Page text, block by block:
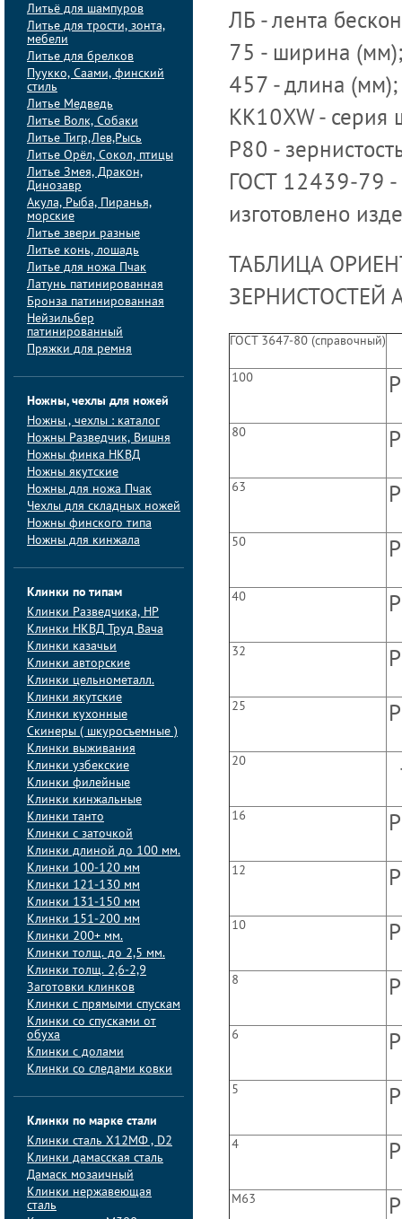
Литьё для шампуров
Литье для трости, зонта,
мебели
Литье для брелков
Пуукко, Саами, финский
стиль
Литье Медведь
Литье Волк, Собаки
Литье Тигр,Лев,Рысь
Литье Орёл, Сокол, птицы
Литье Змея, Дракон,
Динозавр
Акула, Рыба, Пиранья,
морские
Литье звери разные
Литье конь, лошадь
Литье для ножа Пчак
Латунь патинированная
Бронза патинированная
Нейзильбер
патинированный
Пряжки для ремня
Ножны, чехлы для ножей
Ножны , чехлы : каталог
Ножны Разведчик, Вишня
Ножны финка НКВД
Ножны якутские
Ножны для ножа Пчак
Чехлы для складных ножей
Ножны финского типа
Ножны для кинжала
Клинки по типам
Клинки Pазведчика, НP
Клинки НКВД Труд Вача
Клинки казачьи
Клинки авторские
Клинки цельнометалл.
Клинки якутские
Клинки кухонные
Скинеры ( шкуросъемные )
Клинки выживания
Клинки узбекские
Клинки филейные
Клинки кинжальные
Клинки танто
Клинки с заточкой
Клинки длиной до 100 мм.
Клинки 100-120 мм
Клинки 121-130 мм
Клинки 131-150 мм
Клинки 151-200 мм
Клинки 200+ мм.
Клинки толщ. до 2,5 мм.
Клинки толщ. 2,6-2,9
Заготовки клинков
Клинки с прямыми спускам
Клинки со спусками от
обуха
Клинки с долами
Клинки со следами ковки
Клинки по марке стали
Клинки сталь Х12МФ , D2
Клинки дамасская сталь
Дамаск мозаичный
Клинки нержавеющая
сталь
ЛБ - лента
75 - ширина (мм);
457 - длина (мм);
KK10XW -
Р80 -
ГОСТ 12439-79 -
изготовлено
ТАБЛИЦА
ЗЕРНИСТОСТЕЙ
ГОСТ 3647-80 (справочный)
100
80
63
50
40
32
25
20
16
12
10
8
6
5
4
М63